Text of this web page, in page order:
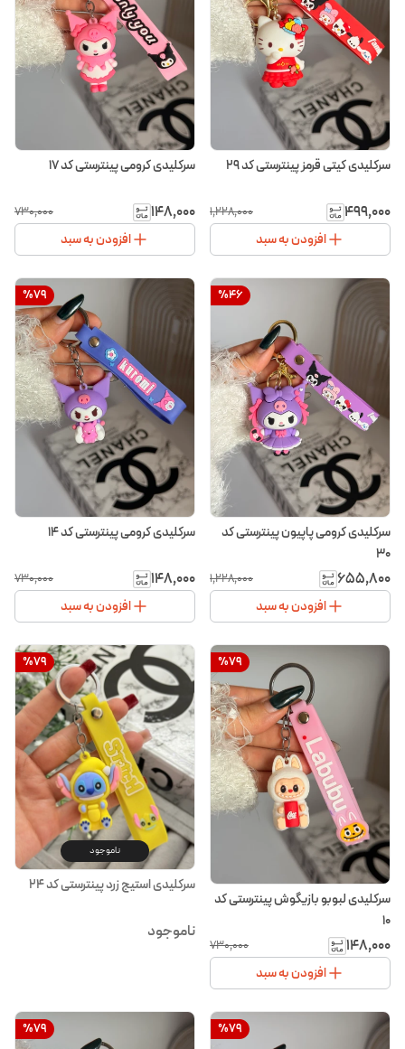
سرکلیدی کیتی قرمز پینترستی کد ۲۹
۴۹۹٬۰۰۰ ۱٬۲۲۸٬۰۰۰
افزودن به سبد
سرکلیدی کرومی پینترستی کد ۱۷
۱۴۸٬۰۰۰ ۷۳۰٬۰۰۰
افزودن به سبد
%46
سرکلیدی کرومی پاپیون پینترستی کد
۳۰
۶۵۵٬۸۰۰ ۱٬۲۲۸٬۰۰۰
افزودن به سبد
%79
سرکلیدی کرومی پینترستی کد ۱۴
۱۴۸٬۰۰۰ ۷۳۰٬۰۰۰
افزودن به سبد
%79
سرکلیدی لبوبو بازیگوش پینترستی کد
۱۰
۱۴۸٬۰۰۰ ۷۳۰٬۰۰۰
افزودن به سبد
%79
ناموجود
سرکلیدی استیج زرد پینترستی کد ۲۴
ناموجود
%79
%79